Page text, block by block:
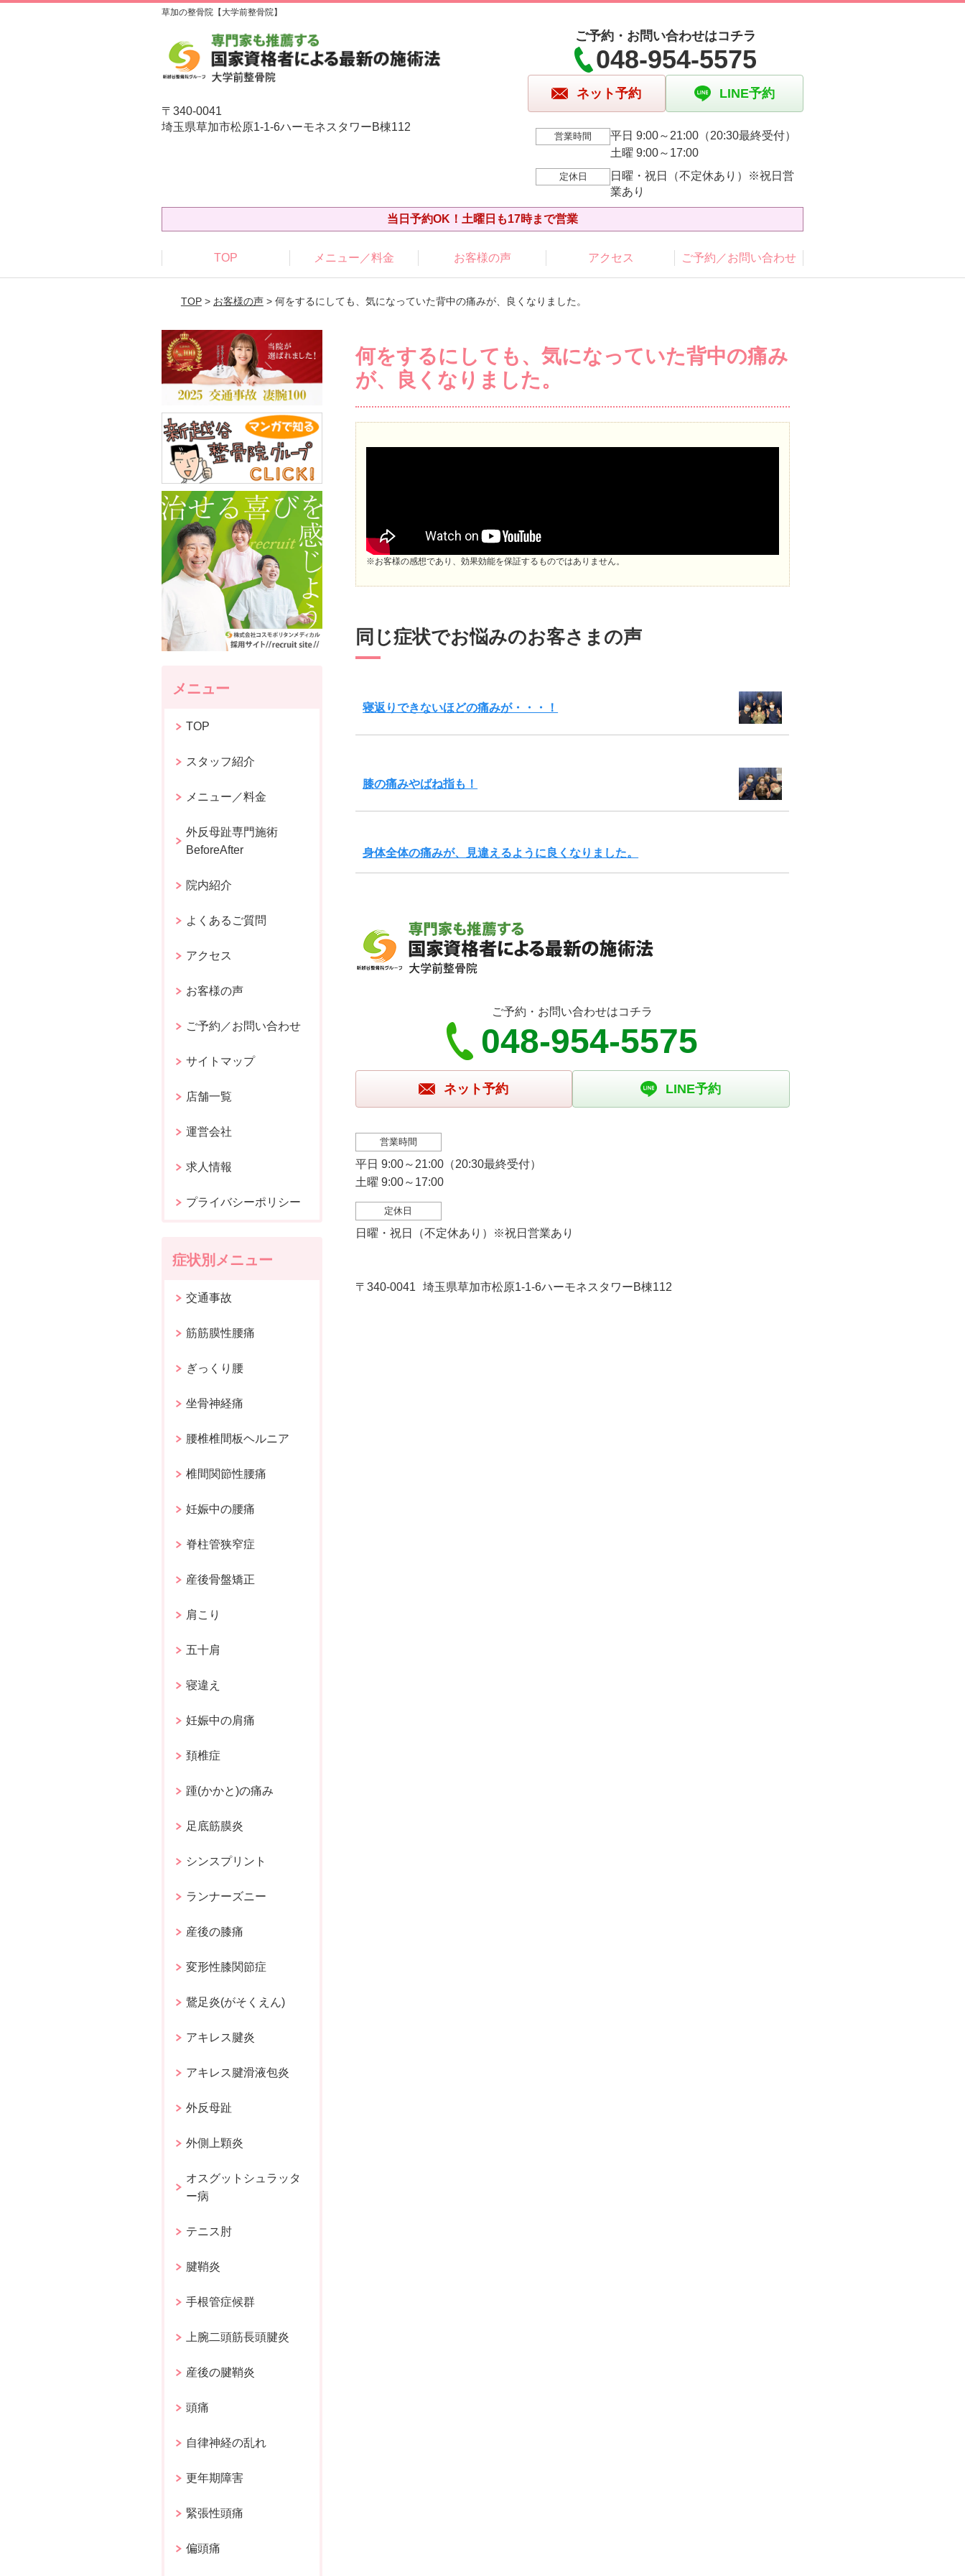
草加の整骨院【大学前整骨院】
〒340-0041
埼玉県草加市松原1-1-6ハーモネスタワーB棟112
ご予約・お問い合わせはコチラ
048-954-5575
ネット予約 LINE予約
営業時間
平日 9:00～21:00（20:30最終受付）
土曜 9:00～17:00
定休日
日曜・祝日（不定休あり）※祝日営
業あり
当日予約OK！土曜日も17時まで営業
TOP メニュー／料金 お客様の声 アクセス ご予約／お問い合わせ
TOP> お客様の声> 何をするにしても、気になっていた背中の痛みが、良くなりました。
何をするにしても、気になっていた背中の痛み
が、良くなりました。
※お客様の感想であり、効果効能を保証するものではありません。
同じ症状でお悩みのお客さまの声
寝返りできないほどの痛みが・・・！
膝の痛みやばね指も！
身体全体の痛みが、見違えるように良くなりました。
ご予約・お問い合わせはコチラ
048-954-5575
ネット予約 LINE予約
営業時間
平日 9:00～21:00（20:30最終受付）
土曜 9:00～17:00
定休日
日曜・祝日（不定休あり）※祝日営業あり
〒340-0041 埼玉県草加市松原1-1-6ハーモネスタワーB棟112
メニュー
TOP
スタッフ紹介
メニュー／料金
外反母趾専門施術
BeforeAfter
院内紹介
よくあるご質問
アクセス
お客様の声
ご予約／お問い合わせ
サイトマップ
店舗一覧
運営会社
求人情報
プライバシーポリシー
症状別メニュー
交通事故
筋筋膜性腰痛
ぎっくり腰
坐骨神経痛
腰椎椎間板ヘルニア
椎間関節性腰痛
妊娠中の腰痛
脊柱管狭窄症
産後骨盤矯正
肩こり
五十肩
寝違え
妊娠中の肩痛
頚椎症
踵(かかと)の痛み
足底筋膜炎
シンスプリント
ランナーズニー
産後の膝痛
変形性膝関節症
鵞足炎(がそくえん)
アキレス腱炎
アキレス腱滑液包炎
外反母趾
外側上顆炎
オスグットシュラッタ
ー病
テニス肘
腱鞘炎
手根管症候群
上腕二頭筋長頭腱炎
産後の腱鞘炎
頭痛
自律神経の乱れ
更年期障害
緊張性頭痛
偏頭痛